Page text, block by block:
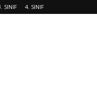
SINIF 4. SINIF